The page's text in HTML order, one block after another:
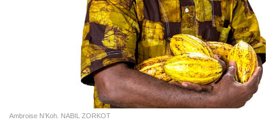
Ambroise N’Koh. NABIL ZORKOT